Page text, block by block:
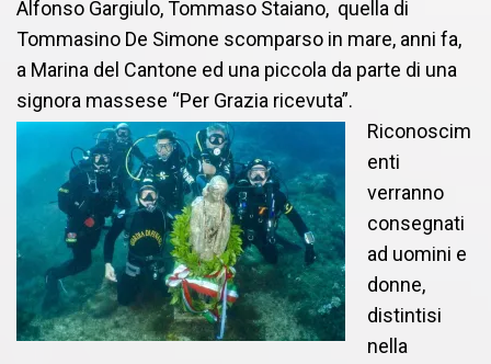
Alfonso Gargiulo, Tommaso Staiano, quella di
Tommasino De Simone scomparso in mare, anni fa,
a Marina del Cantone ed una piccola da parte di una
signora massese “Per Grazia ricevuta”.
Riconoscim
enti
verranno
consegnati
ad uomini e
donne,
distintisi
nella